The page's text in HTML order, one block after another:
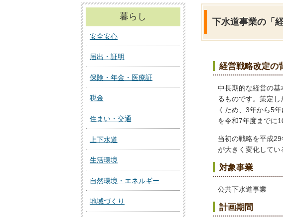
下水道事業の「
経営戦略改定の
中長期的な経営の
るものです。策定
くため、3年から5
を令和7年度までに
当初の戦略を平成
が大きく変化してい
対象事業
公共下水道事業
計画期間
暮らし
安全安心
届出・証明
保険・年金・医療証
税金
住まい・交通
上下水道
生活環境
自然環境・エネルギー
地域づくり